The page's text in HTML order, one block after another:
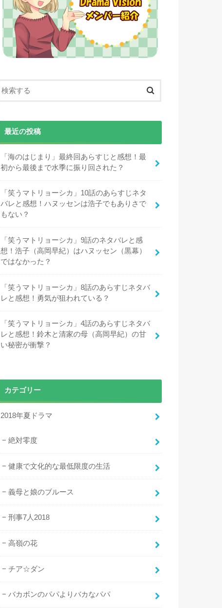
最近の投稿
「海のはじまり」最終回あらすじと感想！最
初から最後まで水季に振り回された？
「笑うマトリョーシカ」10話のあらすじネタ
バレと感想！ハヌッセンは浩子でもありさで
もない？
「笑うマトリョーシカ」9話のネタバレと感
想！浩子（高岡早紀）はハヌッセン（黒幕）
ではなかった？
「笑うマトリョーシカ」8話のあらすじネタバ
レと感想！勇気が狙われている？
「笑うマトリョーシカ」4話のあらすじネタバ
レと感想！鈴木と清家の母（高岡早紀）の甘
い秘密が衝撃？
カテゴリー
2018年夏ドラマ
絶対零度
健康で文化的な最低限度の生活
義母と娘のブルース
刑事7人2018
高嶺の花
チア☆ダン
バカボンのパパよりバカなパパ